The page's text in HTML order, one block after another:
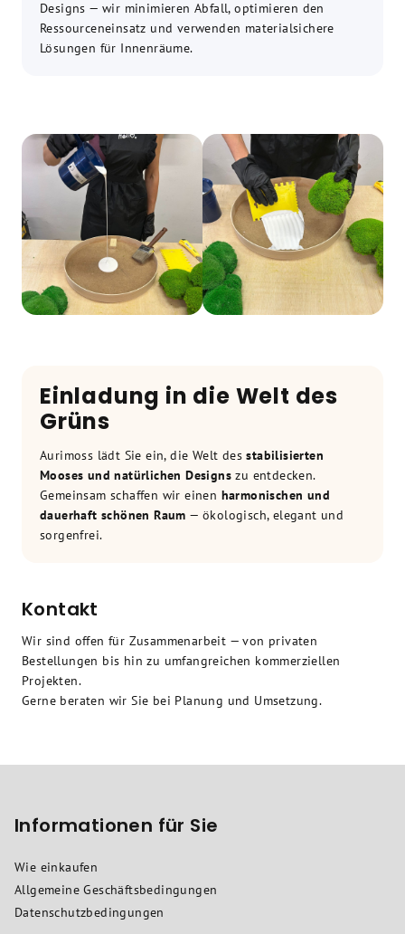
Designs — wir minimieren Abfall, optimieren den
Ressourceneinsatz und verwenden materialsichere
Lösungen für Innenräume.
Einladung in die Welt des
Grüns
Aurimoss lädt Sie ein, die Welt desstabilisierten
Mooses und natürlichen Designs zu entdecken.
Gemeinsam schaffen wir einen harmonischen und
dauerhaft schönen Raum — ökologisch, elegant und
sorgenfrei.
Kontakt
Wir sind offen für Zusammenarbeit — von privaten
Bestellungen bis hin zu umfangreichen kommerziellen
Projekten.
Gerne beraten wir Sie bei Planung und Umsetzung.
ßInformationen für Sie
Wie einkaufen
Allgemeine Geschäftsbedingungen
Datenschutzbedingungen